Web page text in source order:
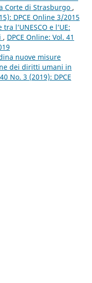
Corte di Strasburgo ,
DPCE Online 3/2015
l’UNESCO e l’UE:
, DPCE Online: Vol. 41
nuove misure
dei diritti umani in
No. 3 (2019): DPCE